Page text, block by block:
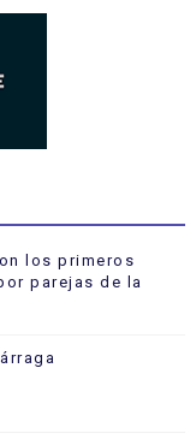
los primeros
parejas de la